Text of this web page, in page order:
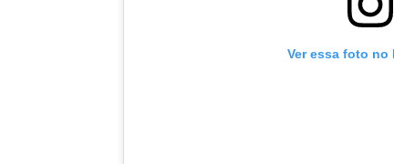
Ver essa foto no